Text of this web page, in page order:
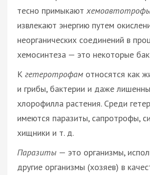
тесно примыкают
извлекают энергию путем
неорганических соединений в
хемосинтеза — это некоторые
К гетеротрофам относятся как
и грибы, бактерии и даже
хлорофилла растения. Среди
имеются паразиты, сапротрофы,
хищники и т. д.
Паразиты — это организмы,
другие организмы (хозяев) в